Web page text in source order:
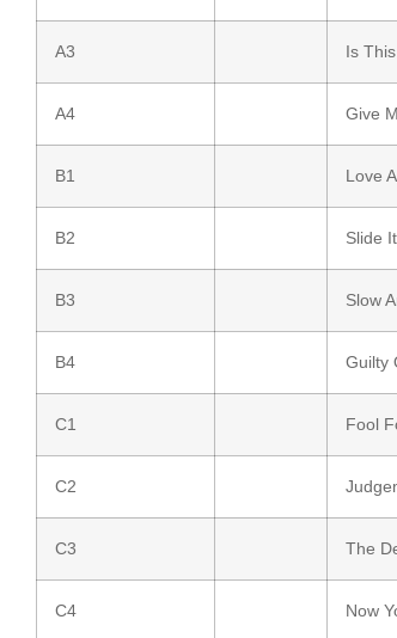
A3 Is
A4 Give
B1 Love
B2 Slide
B3 Slow
B4 Guilty
C1 Fool
C2
C3 The
C4 Now